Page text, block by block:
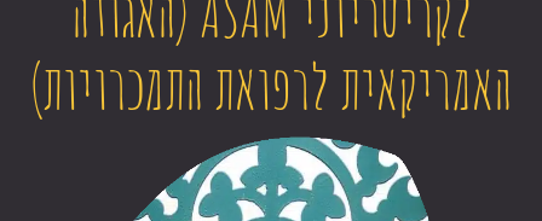
האמריקאית לרפואת התמכרויות)